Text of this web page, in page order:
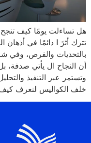
ھل تساءلت یومًا كیف
تترك أثرً ا دائمًا في أذھان
بالتحدیات والفرص، وفي
أن النجاح ال یأتي صدفة،
وتستمر عبر التنفیذ
خلف الكوالیس لنعرف كیف